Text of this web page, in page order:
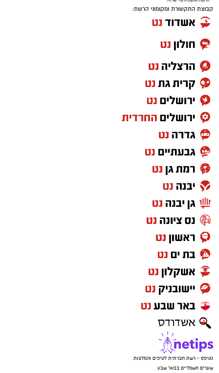
קבוצת התקשורת ומקומוני הרשת:
נטיפס - רשת חברתית לטיפים והמלצות
שערים חשמליים בבאר שבע